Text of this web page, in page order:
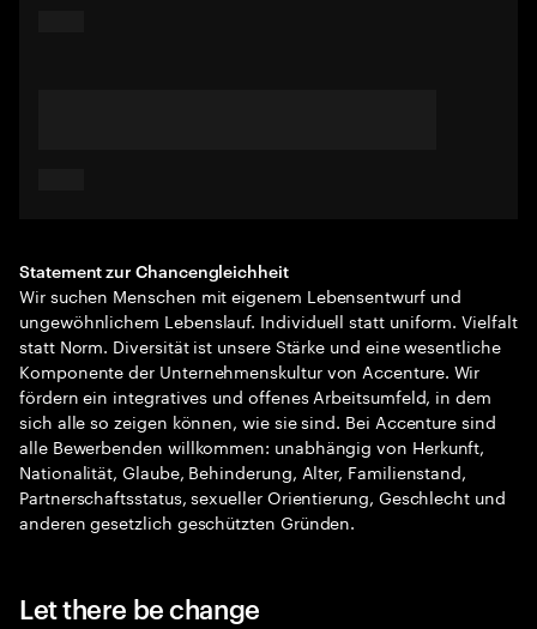
Statement zur Chancengleichheit
Wir suchen Menschen mit eigenem Lebensentwurf und
ungewöhnlichem Lebenslauf. Individuell statt uniform. Vielfalt
statt Norm. Diversität ist unsere Stärke und eine wesentliche
Komponente der Unternehmenskultur von Accenture. Wir
fördern ein integratives und offenes Arbeitsumfeld, in dem
sich alle so zeigen können, wie sie sind. Bei Accenture sind
alle Bewerbenden willkommen: unabhängig von Herkunft,
Nationalität, Glaube, Behinderung, Alter, Familienstand,
Partnerschaftsstatus, sexueller Orientierung, Geschlecht und
anderen gesetzlich geschützten Gründen.
Let there be change